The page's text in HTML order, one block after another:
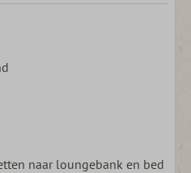
naar loungebank en bed